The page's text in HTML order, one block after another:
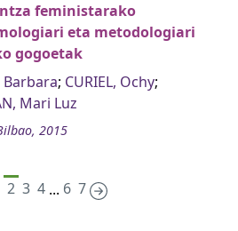
feministarako
eta metodologiari
gogoetak
Barbara; CURIEL, Ochy;
Mari Luz
2015
2 3 4 ... 6 7